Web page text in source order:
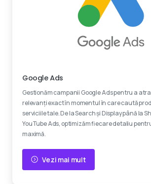
Google Ads
Gestionăm campanii Google Ads pentru a
relevanți exact în momentul în care caută
serviciile tale. De la Search și Display până la
YouTube Ads, optimizăm fiecare detaliu
maximă.
Vezi mai mult